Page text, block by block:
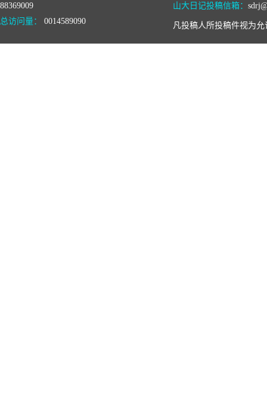
88369009
山大日记投稿信箱：
总访问量：
0014589090 凡投稿人所投稿件视为